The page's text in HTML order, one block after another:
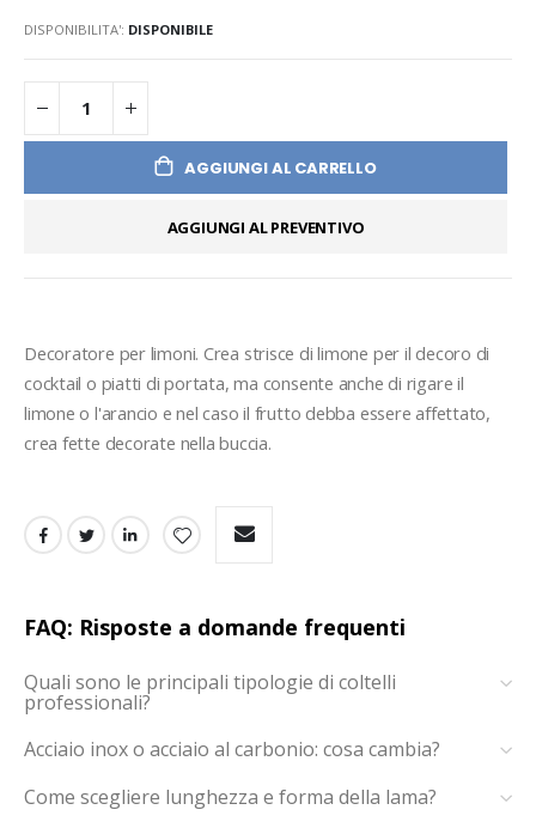
DISPONIBILITA': DISPONIBILE
AGGIUNGI AL CARRELLO
AGGIUNGI AL PREVENTIVO
Decoratore per limoni. Crea strisce di limone per il decoro di
cocktail o piatti di portata, ma consente anche di rigare il
limone o l'arancio e nel caso il frutto debba essere affettato,
crea fette decorate nella buccia.
FAQ: Risposte a domande frequenti
Quali sono le principali tipologie di coltelli
professionali?
Acciaio inox o acciaio al carbonio: cosa cambia?
Come scegliere lunghezza e forma della lama?